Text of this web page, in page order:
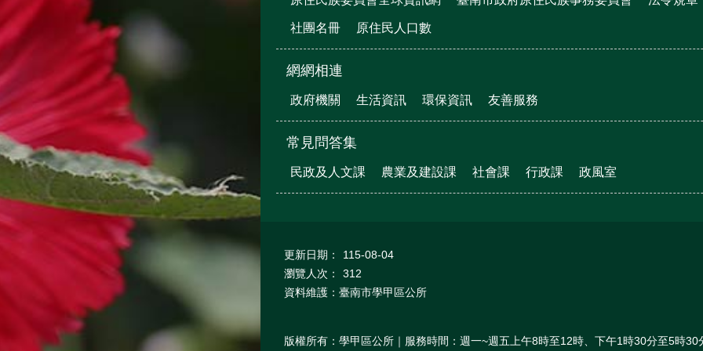
社團名冊 原住民人口數
網網相連
政府機關 生活資訊 環保資訊 友善服務
常見問答集
民政及人文課 農業及建設課 社會課 行政課 政風室
更新日期：
115-08-04
瀏覽人次：
312
資料維護：臺南市學甲區公所
版權所有：學甲區公所｜服務時間：週一~週五上午8時至12時、下午1時30分至5時30